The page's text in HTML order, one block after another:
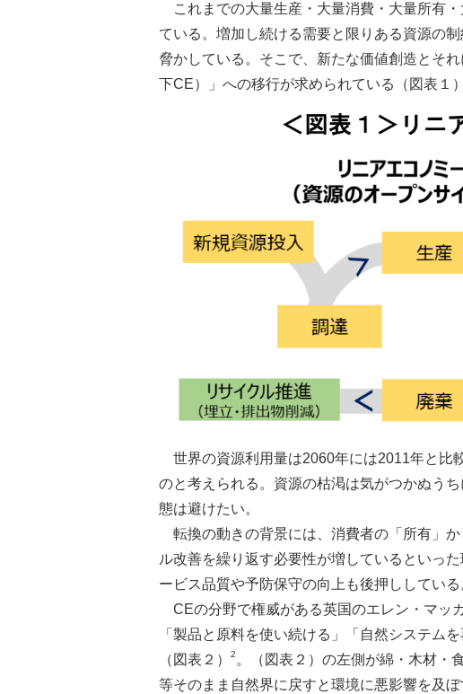
これまでの大量生産・大量消費・大量所有
ている。増加し続ける需要と限りある資源の
脅かしている。そこで、新たな価値創造とそ
下CE）」への移行が求められている（図表１）
世界の資源利用量は2060年には2011年と比
のと考えられる。資源の枯渇は気がつかぬう
態は避けたい。
転換の動きの背景には、消費者の「所有」
ル改善を繰り返す必要性が増しているといっ
ービス品質や予防保守の向上も後押ししている
CEの分野で権威がある英国のエレン・マッ
「製品と原料を使い続ける」「自然システム
（図表２）
2。（図表２）の左側が綿・木材・
等そのまま自然界に戻すと環境に悪影響を及